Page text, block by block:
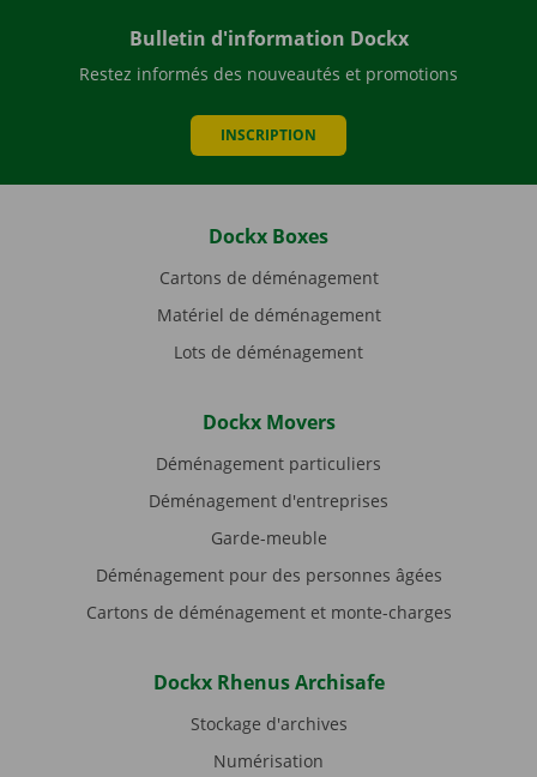
Bulletin d'information Dockx
Restez informés des nouveautés et promotions
INSCRIPTION
Dockx Boxes
Cartons de déménagement
Matériel de déménagement
Lots de déménagement
Dockx Movers
Déménagement particuliers
Déménagement d'entreprises
Garde-meuble
Déménagement pour des personnes âgées
Cartons de déménagement et monte-charges
Dockx Rhenus Archisafe
Stockage d'archives
Numérisation